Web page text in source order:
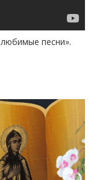
песни».